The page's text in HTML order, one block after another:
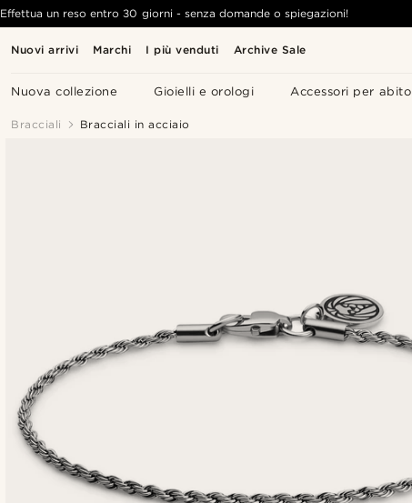
Nuovi arrivi Marchi I più venduti Archive Sale
Nuova collezione Gioielli e orologi Accessori per abito
Effettua un reso entro 30 giorni - senza domande o spiegazioni!
Bracciali Bracciali in acciaio